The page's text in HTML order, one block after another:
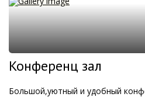
Конференц зал
Большой,уютный и удобный